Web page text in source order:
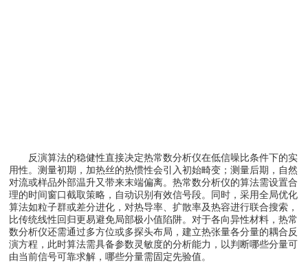
反演算法的稳健性直接决定热常数分析仪在低信噪比条件下的实
用性。测量初期，加热丝的热惯性会引入初始畸变；测量后期，自然
对流或样品外部温升又带来末端偏离。热常数分析仪的算法需设置合
理的时间窗口截取策略，自动识别有效信号段。同时，采用全局优化
算法如粒子群或差分进化，对热导率、扩散率及热容进行联合搜索，
比传统线性回归更易避免局部极小值陷阱。对于各向异性材料，热常
数分析仪还需通过多方位或多探头布局，建立热张量各分量的耦合反
演方程，此时算法需具备参数灵敏度的分析能力，以判断哪些分量可
由当前信号可靠求解，哪些分量需固定先验值。